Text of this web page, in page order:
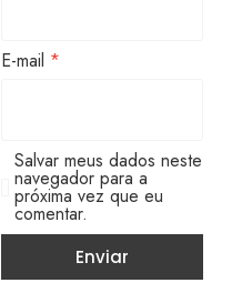
E-mail *
Salvar meus dados neste
navegador para a
próxima vez que eu
comentar.